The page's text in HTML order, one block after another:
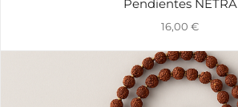
Pendientes NETRA
16,00 €